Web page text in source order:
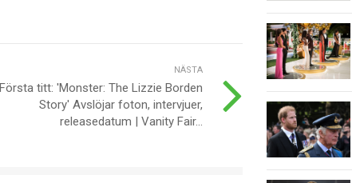
NÄSTA
Första titt: 'Monster: The Lizzie Borden
Story' Avslöjar foton, intervjuer,
releasedatum | Vanity Fair...